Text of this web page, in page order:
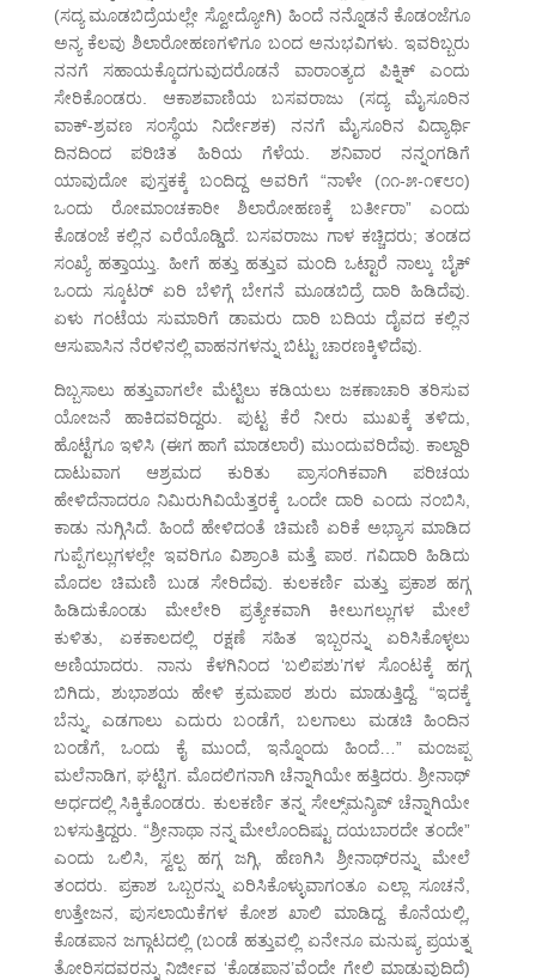
(ಸದ್ಯ ಮೂಡಬಿದ್ರೆಯಲ್ಲೇ ಸ್ವೋದ್ಯೋಗಿ) ಹಿಂದೆ ನನ್ನೊಡನೆ ಕೊಡಂಜೆಗೂ
ಅನ್ಯ ಕೆಲವು ಶಿಲಾರೋಹಣಗಳಿಗೂ ಬಂದ ಅನುಭವಿಗಳು. ಇವರಿಬ್ಬರು
ನನಗೆ ಸಹಾಯಕ್ಕೊದಗುವುದರೊಡನೆ ವಾರಾಂತ್ಯದ ಪಿಕ್ನಿಕ್ ಎಂದು
ಸೇರಿಕೊಂಡರು. ಆಕಾಶವಾಣಿಯ ಬಸವರಾಜು (ಸದ್ಯ ಮೈಸೂರಿನ
ವಾಕ್-ಶ್ರವಣ ಸಂಸ್ಥೆಯ ನಿರ್ದೇಶಕ) ನನಗೆ ಮೈಸೂರಿನ ವಿದ್ಯಾರ್ಥಿ
ದಿನದಿಂದ ಪರಿಚಿತ ಹಿರಿಯ ಗೆಳೆಯ. ಶನಿವಾರ ನನ್ನಂಗಡಿಗೆ
ಯಾವುದೋ ಪುಸ್ತಕಕ್ಕೆ ಬಂದಿದ್ದ ಅವರಿಗೆ “ನಾಳೇ (೧೧-೫-೧೯೮೦)
ಒಂದು ರೋಮಾಂಚಕಾರೀ ಶಿಲಾರೋಹಣಕ್ಕೆ ಬರ್ತೀರಾ” ಎಂದು
ಕೊಡಂಜೆ ಕಲ್ಲಿನ ಎರೆಯೊಡ್ಡಿದೆ. ಬಸವರಾಜು ಗಾಳ ಕಚ್ಚಿದರು; ತಂಡದ
ಸಂಖ್ಯೆ ಹತ್ತಾಯ್ತು. ಹೀಗೆ ಹತ್ತು ಹತ್ತುವ ಮಂದಿ ಒಟ್ಟಾರೆ ನಾಲ್ಕು ಬೈಕ್
ಒಂದು ಸ್ಕೂಟರ್ ಏರಿ ಬೆಳಿಗ್ಗೆ ಬೇಗನೆ ಮೂಡಬಿದ್ರೆ ದಾರಿ ಹಿಡಿದೆವು.
ಏಳು ಗಂಟೆಯ ಸುಮಾರಿಗೆ ಡಾಮರು ದಾರಿ ಬದಿಯ ದೈವದ ಕಲ್ಲಿನ
ಆಸುಪಾಸಿನ ನೆರಳಿನಲ್ಲಿ ವಾಹನಗಳನ್ನು ಬಿಟ್ಟು ಚಾರಣಕ್ಕಿಳಿದೆವು.
ದಿಬ್ಬಸಾಲು ಹತ್ತುವಾಗಲೇ ಮೆಟ್ಟಿಲು ಕಡಿಯಲು ಜಕಣಾಚಾರಿ ತರಿಸುವ
ಯೋಜನೆ ಹಾಕಿದವರಿದ್ದರು. ಪುಟ್ಟ ಕೆರೆ ನೀರು ಮುಖಕ್ಕೆ ತಳಿದು,
ಹೊಟ್ಟೆಗೂ ಇಳಿಸಿ (ಈಗ ಹಾಗೆ ಮಾಡಲಾರೆ) ಮುಂದುವರಿದೆವು. ಕಾಲ್ದಾರಿ
ದಾಟುವಾಗ ಆಶ್ರಮದ ಕುರಿತು ಪ್ರಾಸಂಗಿಕವಾಗಿ ಪರಿಚಯ
ಹೇಳಿದೆನಾದರೂ ನಿಮಿರುಗಿವಿಯೆತ್ತರಕ್ಕೆ ಒಂದೇ ದಾರಿ ಎಂದು ನಂಬಿಸಿ,
ಕಾಡು ನುಗ್ಗಿಸಿದೆ. ಹಿಂದೆ ಹೇಳಿದಂತೆ ಚಿಮಣಿ ಏರಿಕೆ ಅಭ್ಯಾಸ ಮಾಡಿದ
ಗುಪ್ಪೆಗಲ್ಲುಗಳಲ್ಲೇ ಇವರಿಗೂ ವಿಶ್ರಾಂತಿ ಮತ್ತೆ ಪಾಠ. ಗವಿದಾರಿ ಹಿಡಿದು
ಮೊದಲ ಚಿಮಣಿ ಬುಡ ಸೇರಿದೆವು. ಕುಲಕರ್ಣಿ ಮತ್ತು ಪ್ರಕಾಶ ಹಗ್ಗ
ಹಿಡಿದುಕೊಂಡು ಮೇಲೇರಿ ಪ್ರತ್ಯೇಕವಾಗಿ ಕೀಲುಗಲ್ಲುಗಳ ಮೇಲೆ
ಕುಳಿತು, ಏಕಕಾಲದಲ್ಲಿ ರಕ್ಷಣೆ ಸಹಿತ ಇಬ್ಬರನ್ನು ಏರಿಸಿಕೊಳ್ಳಲು
ಅಣಿಯಾದರು. ನಾನು ಕೆಳಗಿನಿಂದ ‘ಬಲಿಪಶು’ಗಳ ಸೊಂಟಕ್ಕೆ ಹಗ್ಗ
ಬಿಗಿದು, ಶುಭಾಶಯ ಹೇಳಿ ಕ್ರಮಪಾಠ ಶುರು ಮಾಡುತ್ತಿದ್ದೆ. “ಇದಕ್ಕೆ
ಬೆನ್ನು, ಎಡಗಾಲು ಎದುರು ಬಂಡೆಗೆ, ಬಲಗಾಲು ಮಡಚಿ ಹಿಂದಿನ
ಬಂಡೆಗೆ, ಒಂದು ಕೈ ಮುಂದೆ, ಇನ್ನೊಂದು ಹಿಂದೆ…” ಮಂಜಪ್ಪ
ಮಲೆನಾಡಿಗ, ಘಟ್ಟಿಗ. ಮೊದಲಿಗನಾಗಿ ಚೆನ್ನಾಗಿಯೇ ಹತ್ತಿದರು. ಶ್ರೀನಾಥ್
ಅರ್ಧದಲ್ಲಿ ಸಿಕ್ಕಿಕೊಂಡರು. ಕುಲಕರ್ಣಿ ತನ್ನ ಸೇಲ್ಸ್‌ಮನ್ಶಿಪ್ ಚೆನ್ನಾಗಿಯೇ
ಬಳಸುತ್ತಿದ್ದರು. “ಶ್ರೀನಾಥಾ ನನ್ನ ಮೇಲೊಂದಿಷ್ಟು ದಯಬಾರದೇ ತಂದೇ”
ಎಂದು ಒಲಿಸಿ, ಸ್ವಲ್ಪ ಹಗ್ಗ ಜಗ್ಗಿ, ಹೆಣಗಿಸಿ ಶ್ರೀನಾಥ್‌ರನ್ನು ಮೇಲೆ
ತಂದರು. ಪ್ರಕಾಶ ಒಬ್ಬರನ್ನು ಏರಿಸಿಕೊಳ್ಳುವಾಗಂತೂ ಎಲ್ಲಾ ಸೂಚನೆ,
ಉತ್ತೇಜನ, ಪುಸಲಾಯಿಕೆಗಳ ಕೋಶ ಖಾಲಿ ಮಾಡಿದ್ದ. ಕೊನೆಯಲ್ಲಿ,
ಕೊಡಪಾನ ಜಗ್ಗಾಟದಲ್ಲಿ (ಬಂಡೆ ಹತ್ತುವಲ್ಲಿ ಏನೇನೂ ಮನುಷ್ಯ ಪ್ರಯತ್ನ
ತೋರಿಸದವರನ್ನು ನಿರ್ಜೀವ ‘ಕೊಡಪಾನ’ವೆಂದೇ ಗೇಲಿ ಮಾಡುವುದಿದೆ)